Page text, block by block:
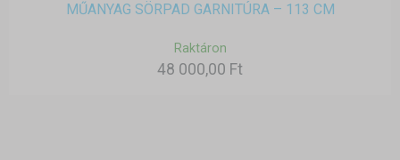
MŰANYAG SÖRPAD GARNITÚRA – 113 CM
Raktáron
48 000,00 Ft